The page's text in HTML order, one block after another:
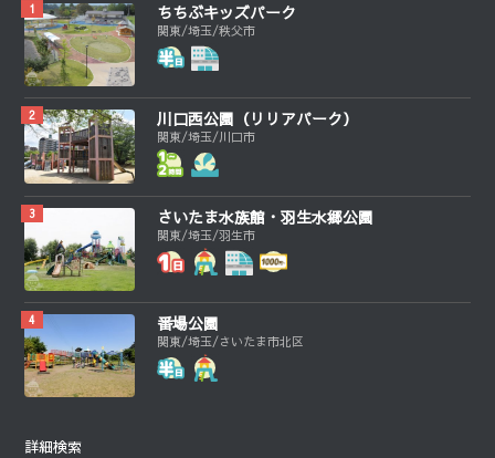
ちちぶキッズパーク
関東/埼玉/秩父市
川口西公園（リリアパーク）
関東/埼玉/川口市
さいたま水族館・羽生水郷公園
関東/埼玉/羽生市
番場公園
関東/埼玉/さいたま市北区
詳細検索